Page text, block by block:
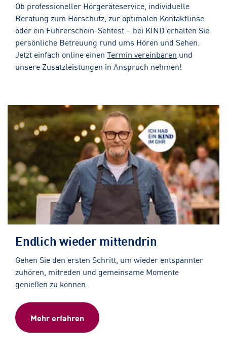
Ob professioneller Hörgeräteservice, individuelle
Beratung zum Hörschutz, zur optimalen Kontaktlinse
oder ein Führerschein-Sehtest – bei KIND erhalten Sie
persönliche Betreuung rund ums Hören und Sehen.
Jetzt einfach online einen Termin vereinbaren und
unsere Zusatzleistungen in Anspruch nehmen!
Endlich wieder mittendrin
Gehen Sie den ersten Schritt, um wieder entspannter
zuhören, mitreden und gemeinsame Momente
genießen zu können.
Mehr erfahren